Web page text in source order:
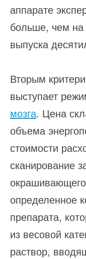
аппарате
больше, чем на
выпуска
Вторым
выступает
мозга. Цена
объема
стоимости
сканирование
определенное
препарата,
из весовой
раствор,